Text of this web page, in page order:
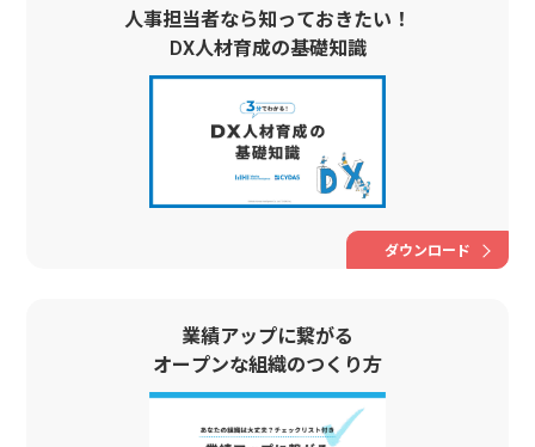
人事担当者なら知っておきたい！
DX人材育成の基礎知識
ダウンロード
業績アップに繋がる
オープンな組織のつくり方